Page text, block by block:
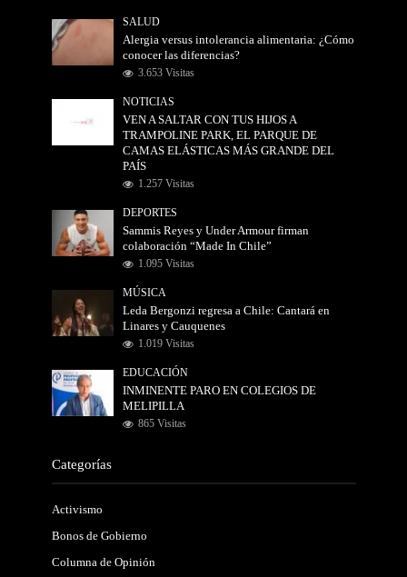
SALUD
Alergia versus intolerancia alimentaria: ¿Cómo
conocer las diferencias?
3.653 Visitas
NOTICIAS
VEN A SALTAR CON TUS HIJOS A
TRAMPOLINE PARK, EL PARQUE DE
CAMAS ELÁSTICAS MÁS GRANDE DEL
PAÍS
1.257 Visitas
DEPORTES
Sammis Reyes y Under Armour firman
colaboración “Made In Chile”
1.095 Visitas
MÚSICA
Leda Bergonzi regresa a Chile: Cantará en
Linares y Cauquenes
1.019 Visitas
EDUCACIÓN
INMINENTE PARO EN COLEGIOS DE
MELIPILLA
865 Visitas
Categorías
Activismo
Bonos de Gobierno
Columna de Opinión